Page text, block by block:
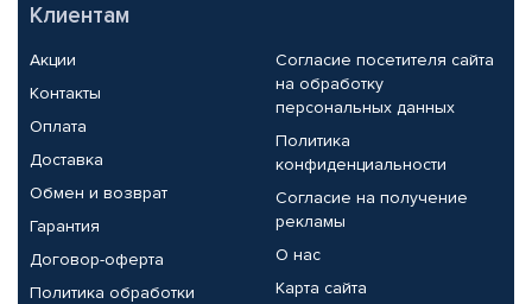
Клиентам
Акции
Контакты
Оплата
Доставка
Обмен и возврат
Гарантия
Договор-оферта
Политика обработки
Согласие посетителя сайта
на обработку
персональных данных
Политика
конфиденциальности
Согласие на получение
рекламы
О нас
Карта сайта